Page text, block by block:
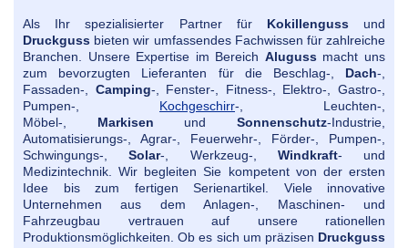
Als Ihr spezialisierter Partner für Kokillenguss
und
Druckguss bieten wir umfassendes Fachwissen für zahlreiche
Branchen. Unsere Expertise im Bereich Aluguss macht uns
zum bevorzugten Lieferanten für die Beschlag-, Dach-,
Fassaden-, Camping-, Fenster-, Fitness-, Elektro-, Gastro-,
Pumpen-, Kochgeschirr-, Leuchten-,
Möbel-, Markisen undSonnenschutz-Industrie,
Automatisierungs-, Agrar-, Feuerwehr-, Förder-, Pumpen-,
Schwingungs-,Solar-, Werkzeug-, Windkraft- und
Medizintechnik. Wir begleiten Sie kompetent von der ersten
Idee bis zum fertigen Serienartikel.
Viele innovative
Unternehmen aus dem Anlagen-, Maschinen- und
Fahrzeugbau vertrauen auf unsere rationellen
Produktionsmöglichkeiten. Ob es sich um präzisen Druckguss